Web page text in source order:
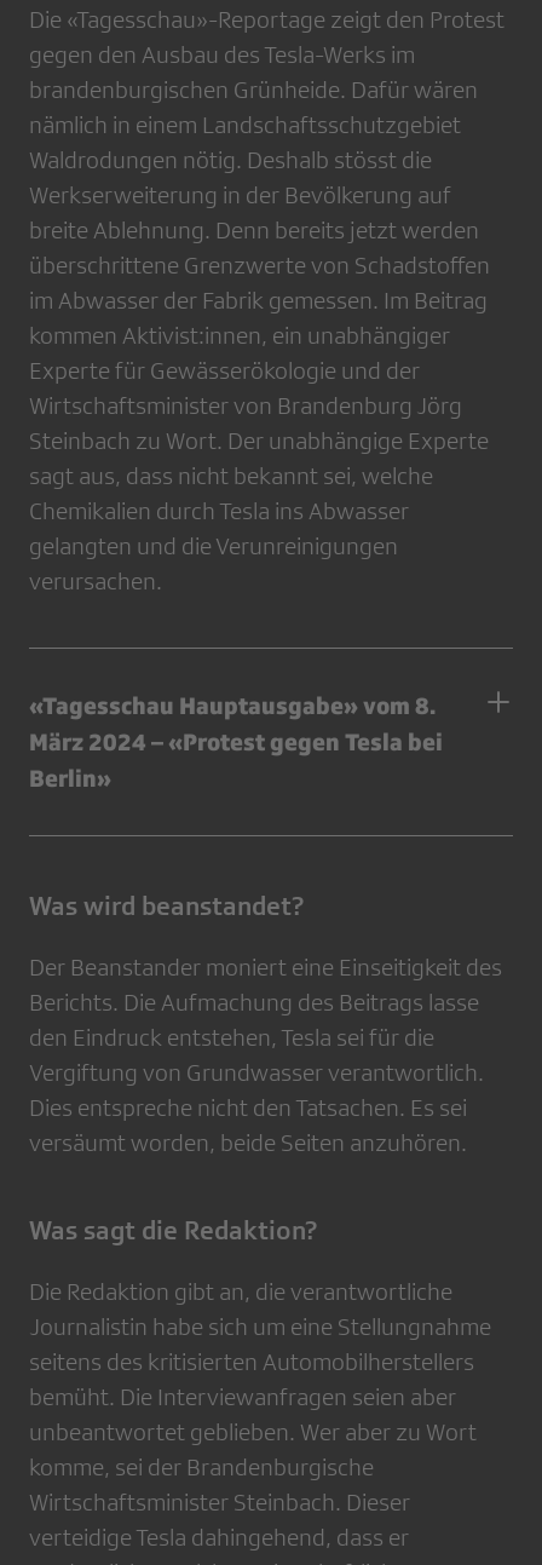
Die «Tagesschau»-Reportage zeigt den Protest
gegen den Ausbau des Tesla-Werks im
brandenburgischen Grünheide. Dafür wären
nämlich in einem Landschaftsschutzgebiet
Waldrodungen nötig. Deshalb stösst die
Werkserweiterung in der Bevölkerung auf
breite Ablehnung. Denn bereits jetzt werden
überschrittene Grenzwerte von Schadstoffen
im Abwasser der Fabrik gemessen. Im Beitrag
kommen Aktivist:innen, ein unabhängiger
Experte für Gewässerökologie und der
Wirtschaftsminister von Brandenburg Jörg
Steinbach zu Wort. Der unabhängige Experte
sagt aus, dass nicht bekannt sei, welche
Chemikalien durch Tesla ins Abwasser
gelangten und die Verunreinigungen
verursachen.
«Tagesschau Hauptausgabe» vom 8.
März 2024 – «Protest gegen Tesla bei
Berlin»
Was wird beanstandet?
Der Beanstander moniert eine Einseitigkeit des
Berichts. Die Aufmachung des Beitrags lasse
den Eindruck entstehen, Tesla sei für die
Vergiftung von Grundwasser verantwortlich.
Dies entspreche nicht den Tatsachen. Es sei
versäumt worden, beide Seiten anzuhören.
Was sagt die Redaktion?
Die Redaktion gibt an, die verantwortliche
Journalistin habe sich um eine Stellungnahme
seitens des kritisierten Automobilherstellers
bemüht. Die Interviewanfragen seien aber
unbeantwortet geblieben. Wer aber zu Wort
komme, sei der Brandenburgische
Wirtschaftsminister Steinbach. Dieser
verteidige Tesla dahingehend, dass er